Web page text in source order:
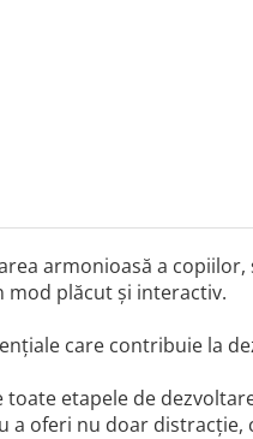
armonioasă a
plăcut și interactiv.
care contribuie la
etapele de
a oferi nu doar